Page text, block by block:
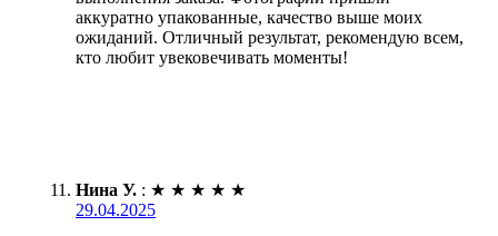
аккуратно упакованные, качество выше моих
ожиданий. Отличный результат, рекомендую всем,
кто любит увековечивать моменты!
Нина У. : ★ ★ ★ ★ ★
29.04.2025